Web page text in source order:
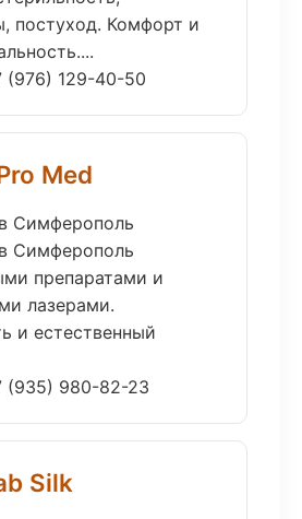
постуход. Комфорт и
(976) 129-40-50
Med
Симферополь
Симферополь
препаратами и
лазерами.
и естественный
(935) 980-82-23
Silk